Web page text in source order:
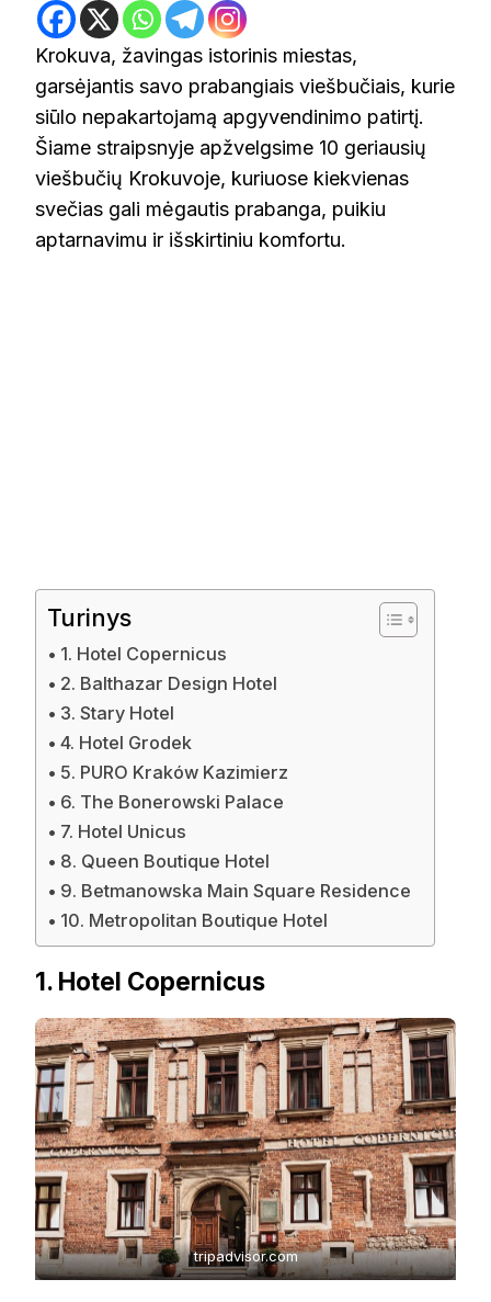
Krokuva, žavingas istorinis miestas,
garsėjantis savo prabangiais viešbučiais, kurie
siūlo nepakartojamą apgyvendinimo patirtį.
Šiame straipsnyje apžvelgsime 10 geriausių
viešbučių Krokuvoje, kuriuose kiekvienas
svečias gali mėgautis prabanga, puikiu
aptarnavimu ir išskirtiniu komfortu.
Turinys
1. Hotel Copernicus
2. Balthazar Design Hotel
3. Stary Hotel
4. Hotel Grodek
5. PURO Kraków Kazimierz
6. The Bonerowski Palace
7. Hotel Unicus
8. Queen Boutique Hotel
9. Betmanowska Main Square Residence
10. Metropolitan Boutique Hotel
1. Hotel Copernicus
tripadvisor.com